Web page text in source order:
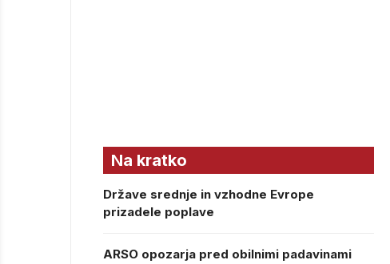
Na kratko
Države srednje in vzhodne Evrope
prizadele poplave
ARSO opozarja pred obilnimi padavinami